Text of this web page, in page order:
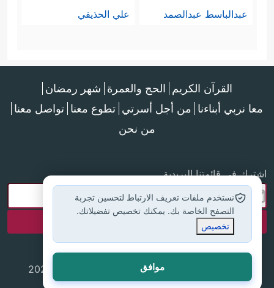
عبدالباسط عبدالصمد علي الحذيفي
القرآن الكريم الحج والعمرة شهر رمضان
معا نربي أبناءنا من أجل أسرتي تطوع معنا تواصل معنا
من نحن
اشترك في قائمتنا البريدية
جميع الحقوق محفوظة لموقع إسلام أون لاين © 2025
نستخدم ملفات تعريف الارتباط لتحسين تجربة
التصفح الخاصة بك. يمكنك تخصيص تفضيلاتك.
تخصيص
موافق